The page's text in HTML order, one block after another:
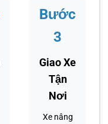
Bước
3
Giao Xe
Tận
Nơi
Xe nâng